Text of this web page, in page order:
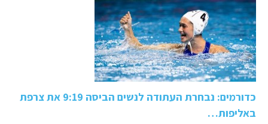
כדורמים: נבחרת העתודה לנשים הביסה 9:19 את צרפת
באליפות…